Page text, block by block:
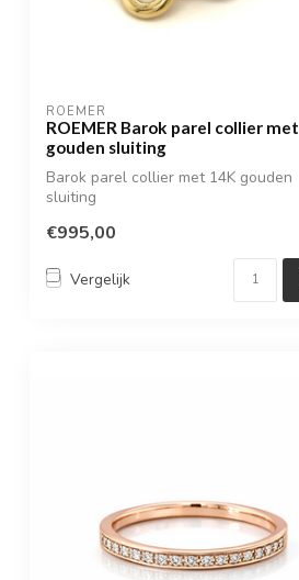
ROEMER
ROEMER Barok parel collier met
gouden sluiting
Barok parel collier met 14K gouden
sluiting
€995,00
Vergelijk